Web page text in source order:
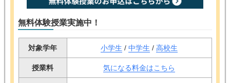
無料体験授業実施中！
対象学年 小学生 / 中学生 / 高校生
授業料 気になる料金はこちら